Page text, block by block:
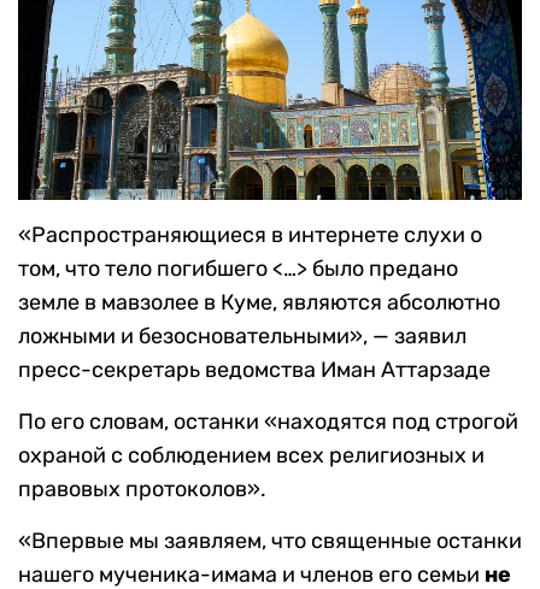
«Распространяющиеся в интернете слухи о
том, что тело погибшего <…> было предано
земле в мавзолее в Куме, являются абсолютно
ложными и безосновательными», — заявил
пресс-секретарь ведомства Иман Аттарзаде
По его словам, останки «находятся под строгой
охраной с соблюдением всех религиозных и
правовых протоколов».
«Впервые мы заявляем, что священные останки
нашего мученика-имама и членов его семьи не